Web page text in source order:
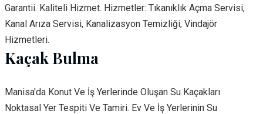
Garantii. Kaliteli Hizmet. Hizmetler: Tıkanıklık Açma Servisi,
Kanal Arıza Servisi, Kanalizasyon Temizliği, Vindajör
Hizmetleri.
Kaçak Bulma
Manisa'da Konut Ve İş Yerlerinde Oluşan Su Kaçakları
Noktasal Yer Tespiti Ve Tamiri. Ev Ve İş Yerlerinin Su